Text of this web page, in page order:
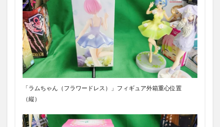
「ラムちゃん（フラワードレス）」フィギュア外箱重心位置
（縦）